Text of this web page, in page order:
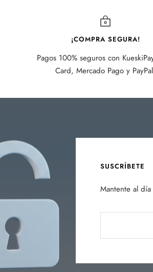
¡COMPRA SEGURA!
Pagos 100% seguros con
Card, Mercado Pago y
SUSCRÍBETE
Mantente al